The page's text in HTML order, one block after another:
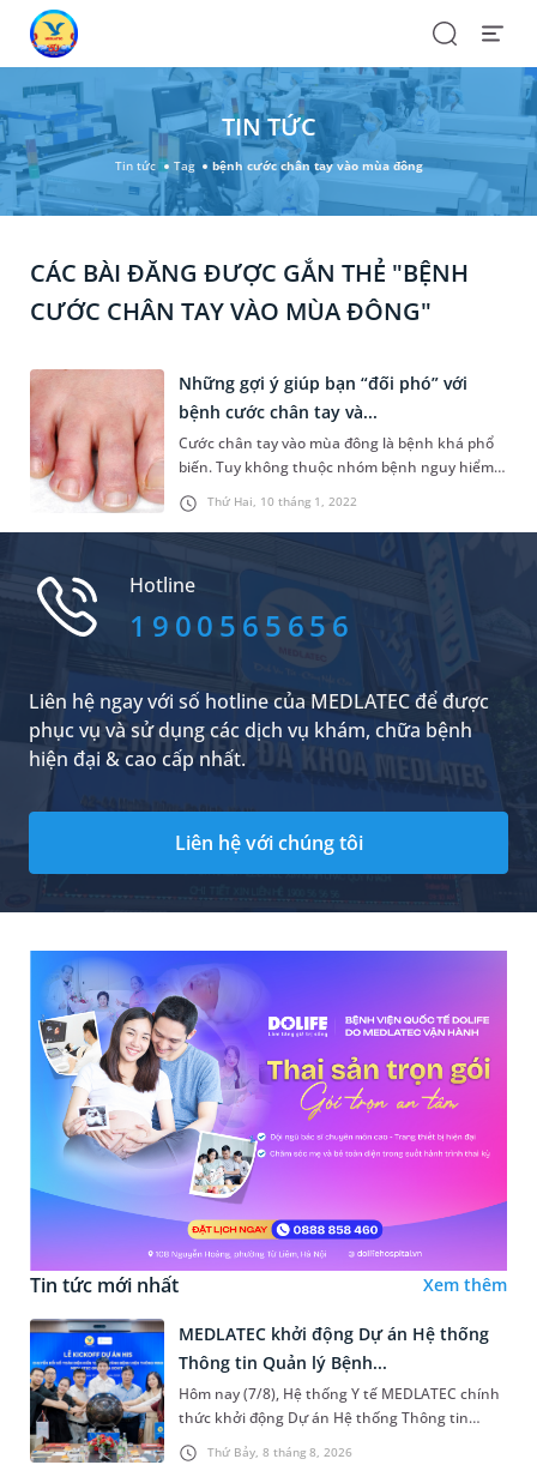
SearchOpen
TIN TỨC
Tin tức Tag bệnh cước chân tay vào mùa đông
CÁC BÀI ĐĂNG ĐƯỢC GẮN THẺ "BỆNH
CƯỚC CHÂN TAY VÀO MÙA ĐÔNG"
Thứ Hai, 10 tháng 1, 2022
Những gợi ý giúp bạn “đối phó” với
bệnh cước chân tay và...
Cước chân tay vào mùa đông là bệnh khá phổ
biến. Tuy không thuộc nhóm bệnh nguy hiểm,
nhưng tình trạng này có thể gây ra nhiều
phiền toái trong sinh hoạt hàng ngày. Vậy
phương pháp điều trị bệnh cước chân tay vào
nào?
Hotline
1900565656
Liên hệ ngay với số hotline của MEDLATEC để được
phục vụ và sử dụng các dịch vụ khám, chữa bệnh
hiện đại & cao cấp nhất.
Liên hệ với chúng tôi
Tin tức mới nhất Xem thêm
Thứ Bảy, 8 tháng 8, 2026
MEDLATEC khởi động Dự án Hệ thống
Thông tin Quản lý Bệnh...
Hôm nay (7/8), Hệ thống Y tế MEDLATEC chính
thức khởi động Dự án Hệ thống Thông tin
Quản lý Bệnh viện (HIS - Hospital Information
System) giai đoạn mới. Dự á...